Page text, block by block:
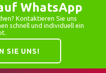
WhatsApp
Kontaktieren Sie uns
schnell und individuell ein
SIE UNS!